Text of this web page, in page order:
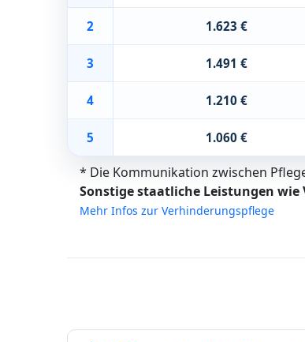
2 1.623 €
3 1.491 €
4 1.210 €
5 1.060 €
* Die Kommunikation zwischen
Sonstige staatliche Leistungen
Mehr Infos zur Verhinderungspflege